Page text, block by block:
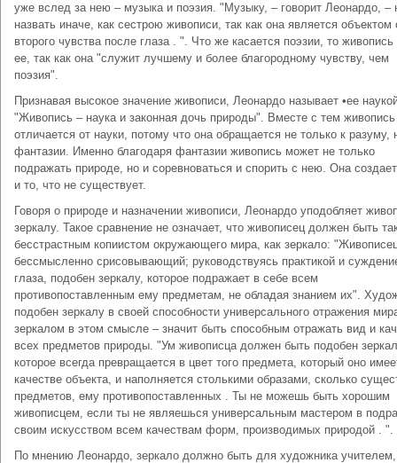
уже вслед за нею – музыка и поэзия. "Музыку, – говорит Леонардо, –
назвать иначе, как сестрою живописи, так как она является объектом
второго чувства после глаза . ". Что же касается поэзии, то живопись
ее, так как она "служит лучшему и более благородному чувству, чем
поэзия".
Признавая высокое значение живописи, Леонардо называет •ее
"Живопись – наука и законная дочь природы". Вместе с тем живопись
отличается от науки, потому что она обращается не только к разуму,
фантазии. Именно благодаря фантазии живопись может не только
подражать природе, но и соревноваться и спорить с нею. Она
и то, что не существует.
Говоря о природе и назначении живописи, Леонардо уподобляет
зеркалу. Такое сравнение не означает, что живописец должен быть
бесстрастным копиистом окружающего мира, как зеркало:
бессмысленно срисовывающий; руководствуясь практикой и
глаза, подобен зеркалу, которое подражает в себе всем
противопоставленным ему предметам, не обладая знанием их".
подобен зеркалу в своей способности универсального отражения
зеркалом в этом смысле – значит быть способным отражать вид и
всех предметов природы. "Ум живописца должен быть подобен
которое всегда превращается в цвет того предмета, который оно
качестве объекта, и наполняется столькими образами, сколько
предметов, ему противопоставленных . Ты не можешь быть хорошим
живописцем, если ты не являешься универсальным мастером в
своим искусством всем качествам форм, производимых природой . ".
По мнению Леонардо, зеркало должно быть для художника